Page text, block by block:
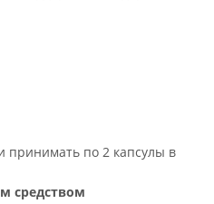
принимать по 2 капсулы в
средством